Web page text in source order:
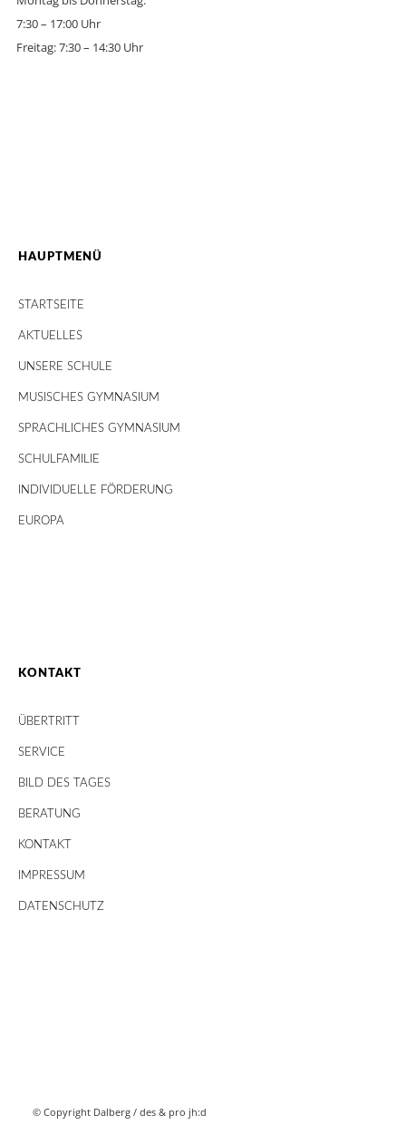
7:30 – 17:00 Uhr
Freitag: 7:30 – 14:30 Uhr
HAUPTMENÜ
STARTSEITE
AKTUELLES
UNSERE SCHULE
MUSISCHES GYMNASIUM
SPRACHLICHES GYMNASIUM
SCHULFAMILIE
INDIVIDUELLE FÖRDERUNG
EUROPA
KONTAKT
ÜBERTRITT
SERVICE
BILD DES TAGES
BERATUNG
KONTAKT
IMPRESSUM
DATENSCHUTZ
© Copyright Dalberg / des & pro jh:d